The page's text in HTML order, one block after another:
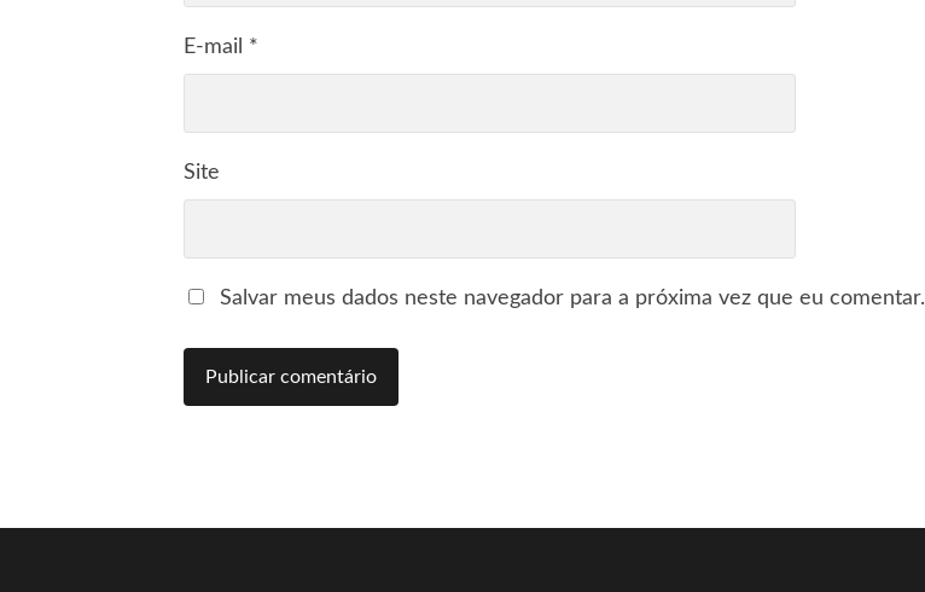
E-mail *
Site
Salvar meus dados neste navegador para a próxima vez que eu comentar.